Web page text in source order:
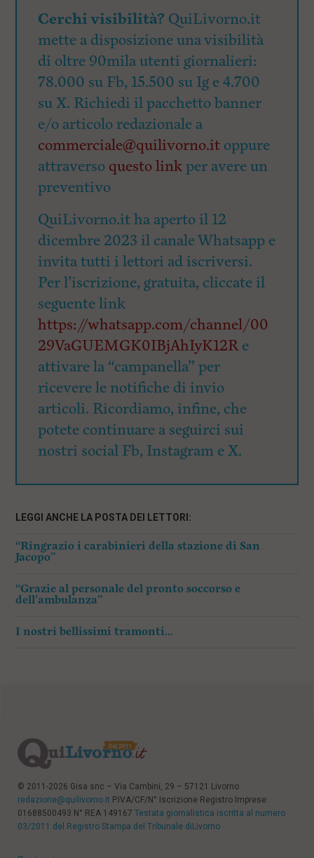
Cerchi visibilità? QuiLivorno.it
mette a disposizione una visibilità
di oltre 90mila utenti giornalieri:
78.000 su Fb, 15.500 su Ig e 4.700
su X. Richiedi il pacchetto banner
e/o articolo redazionale a
commerciale@quilivorno.it oppure
attraverso questo linkper avere un
preventivo
QuiLivorno.it ha aperto il 12
dicembre 2023 il canale Whatsapp e
invita tutti i lettori ad iscriversi.
Per l’iscrizione, gratuita, cliccate il
seguente link
https://whatsapp.com/channel/00
29VaGUEMGK0IBjAhIyK12Re
attivare la “campanella” per
ricevere le notifiche di invio
articoli. Ricordiamo, infine, che
potete continuare a seguirci sui
nostri social Fb, Instagram e X.
LEGGI ANCHE LA POSTA DEI LETTORI:
“Ringrazio i carabinieri della stazione di San
Jacopo”
“Grazie al personale del pronto soccorso e
dell’ambulanza”
I nostri bellissimi tramonti…
© 2011-2026 Gisa snc – Via Cambini, 29 – 57121 Livorno
redazione@quilivorno.it P.IVA/CF/N° Iscrizione Registro Imprese:
01688500493 N° REA 149167 Testata giornalistica iscritta al numero
03/2011 del Registro Stampa del Tribunale diLivorno